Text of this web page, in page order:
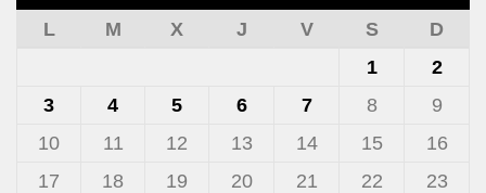
L
M X J V S
D
1
2
3
4 5 6 7 8
9
10
11 12 13 14 15
16
17
18 19 20 21 22
23